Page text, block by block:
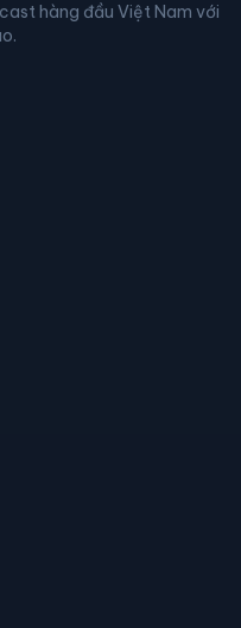
hàng đầu Việt Nam với